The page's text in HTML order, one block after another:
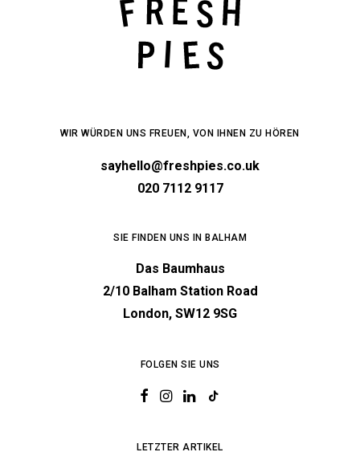
WIR WÜRDEN UNS FREUEN, VON IHNEN ZU HÖREN
sayhello@freshpies.co.uk
020 7112 9117
SIE FINDEN UNS IN BALHAM
Das Baumhaus
2/10 Balham Station Road
London, SW12 9SG
FOLGEN SIE UNS
LETZTER ARTIKEL